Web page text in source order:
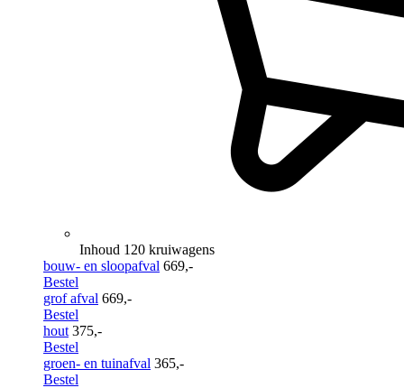
Inhoud 120 kruiwagens
bouw- en sloopafval 669,-
Bestel
grof afval 669,-
Bestel
hout 375,-
Bestel
groen- en tuinafval 365,-
Bestel